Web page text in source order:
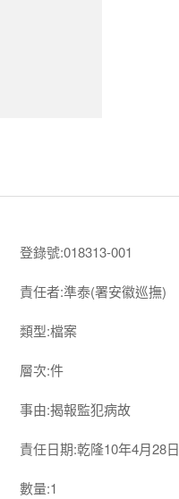
登錄號:018313-001
責任者:準泰(署安徽巡撫)
類型:檔案
層次:件
事由:揭報監犯病故
責任日期:乾隆10年4月28日
數量:1